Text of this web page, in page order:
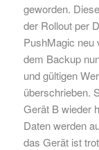
geworden.
der Rollout per
PushMagic neu
dem Backup
und gültigen
überschrieben.
Gerät B wieder
Daten werden
das Gerät ist